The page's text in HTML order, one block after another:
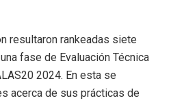
resultaron rankeadas siete
fase de Evaluación Técnica
2024. En esta se
acerca de sus prácticas de